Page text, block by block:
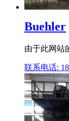
Buehler
由于此网站
联系电话: